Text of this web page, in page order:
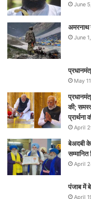
June
अमरनाथ
June
May
की;
प्रार्थना
April
बेअदबी
सम्मानित
April
पंजाब में
April